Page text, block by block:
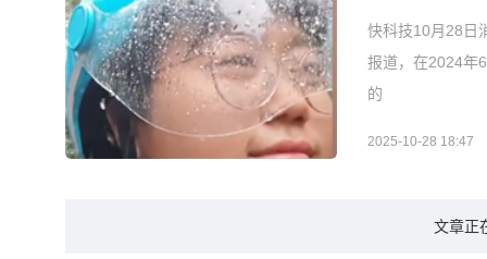
快科技10月28日
报道，在2024年
的
2025-10-28 18:47
文章正